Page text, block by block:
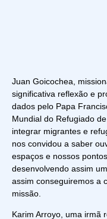
Juan Goicochea,
significativa reflexão e
dados pelo Papa
Mundial do Refugiado
integrar migrantes e
nos convidou a saber
espaços e nossos
desenvolvendo assim
assim conseguiremos a
missão.
Karim Arroyo, uma irmã